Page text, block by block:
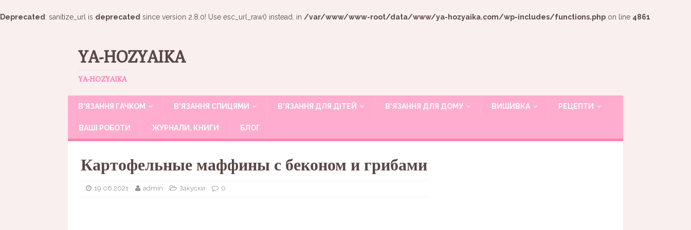
Deprecated : sanitize_url is deprecated since version 2.8.0! Use esc_url_raw() instead. in /var/www/www-root/data/www/ya-hozyaika.com/wp-includes/functions.php on line 4861
YA-HOZYAIKA
YA-HOZYAIKA
В’ЯЗАННЯ ГАЧКОМ В’ЯЗАННЯ СПИЦЯМИ В’ЯЗАННЯ ДЛЯ ДІТЕЙ В’ЯЗАННЯ ДЛЯ ДОМУ ВИШИВКА РЕЦЕПТИ
ВАШІ РОБОТИ ЖУРНАЛИ, КНИГИ БЛОГ
Картофельные маффины с беконом и грибами
19.06.2021 admin Закуски 0